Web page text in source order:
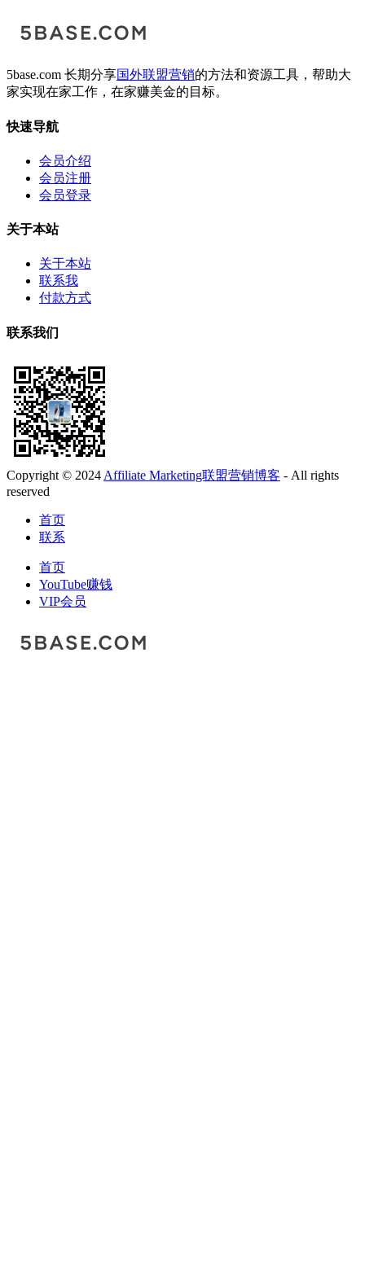
5base.com 长期分享国外联盟营销的方法和资源工具，帮助大
家实现在家工作，在家赚美金的目标。
快速导航
会员介绍
会员注册
会员登录
关于本站
关于本站
联系我
付款方式
联系我们
Copyright © 2024Affiliate Marketing联盟营销博客 - All rights
reserved
首页
联系
首页
YouTube赚钱
VIP会员